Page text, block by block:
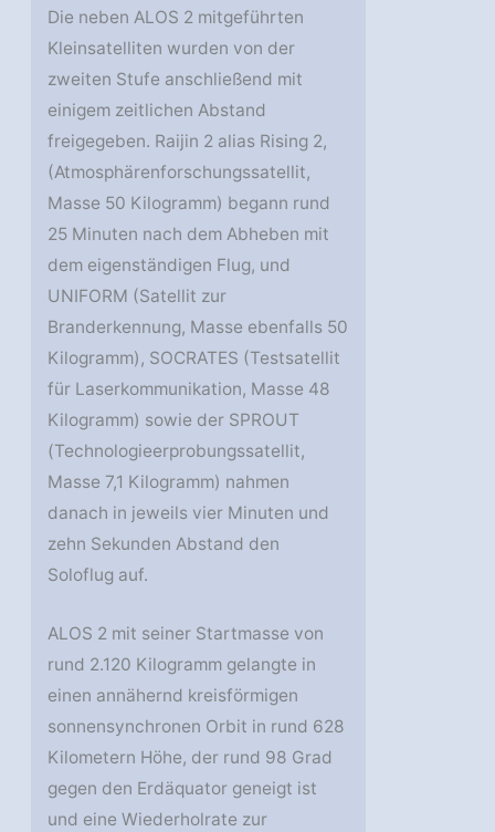
Die neben ALOS 2 mitgeführten
Kleinsatelliten wurden von der
zweiten Stufe anschließend mit
einigem zeitlichen Abstand
freigegeben. Raijin 2 alias Rising 2,
(Atmosphärenforschungssatellit,
Masse 50 Kilogramm) begann rund
25 Minuten nach dem Abheben mit
dem eigenständigen Flug, und
UNIFORM (Satellit zur
Branderkennung, Masse ebenfalls 50
Kilogramm), SOCRATES (Testsatellit
für Laserkommunikation, Masse 48
Kilogramm) sowie der SPROUT
(Technologieerprobungssatellit,
Masse 7,1 Kilogramm) nahmen
danach in jeweils vier Minuten und
zehn Sekunden Abstand den
Soloflug auf.
ALOS 2 mit seiner Startmasse von
rund 2.120 Kilogramm gelangte in
einen annähernd kreisförmigen
sonnensynchronen Orbit in rund 628
Kilometern Höhe, der rund 98 Grad
gegen den Erdäquator geneigt ist
und eine Wiederholrate zur